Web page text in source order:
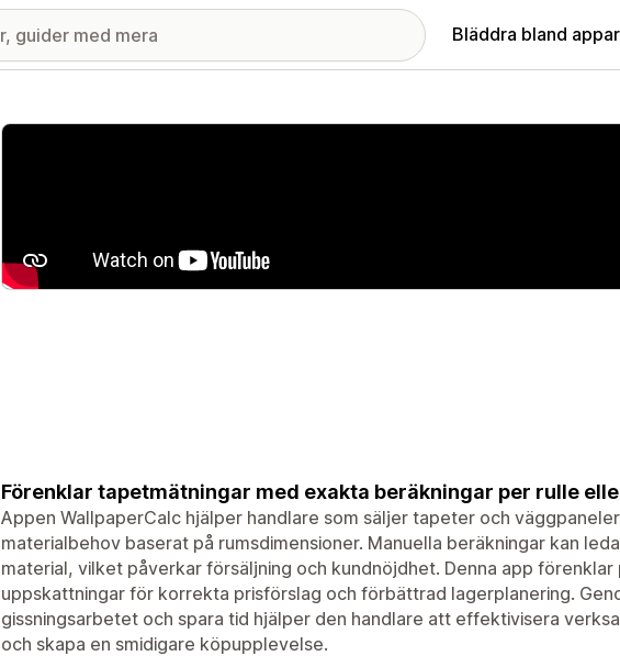
Bläddra bland appar
Galleri med utvalda bilder
Förenklar tapetmätningar med exakta beräkningar per rulle
Appen WallpaperCalc hjälper handlare som säljer tapeter och
materialbehov baserat på rumsdimensioner. Manuella beräkningar kan
material, vilket påverkar försäljning och kundnöjdhet. Denna app
uppskattningar för korrekta prisförslag och förbättrad lagerplanering.
gissningsarbetet och spara tid hjälper den handlare att effektivisera
och skapa en smidigare köpupplevelse.